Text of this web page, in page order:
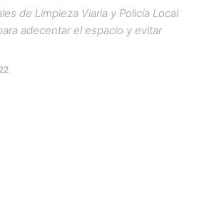
de Limpieza Viaria y Policía Local
adecentar el espacio y evitar